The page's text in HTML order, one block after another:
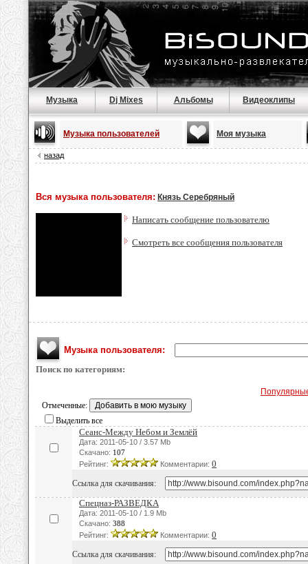
Музыка Dj Mixes Альбомы Видеоклипы
Музыка пользователей Моя музыка
назад
Вся музыка пользователя: Князь Серебряный
Написать сообщение пользователю
Смотреть все сообщения пользователя
Музыка пользователя:
Поиск по категориям:
Отмеченные:
Выделить все
Сеанс-Между Небом и Землёй
Дата: 2011-05-10 / 3.57 Mb
Скачано: 107
Рейтинг:
Комментарии: 0
Ссылка для скачивания:
Спецназ-РАЗВЕДКА
Дата: 2011-05-10 / 1.9 Mb
Скачано: 388
Рейтинг:
Комментарии: 0
Ссылка для скачивания: